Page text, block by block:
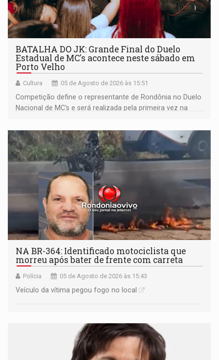
BATALHA DO JK: Grande Final do Duelo
Estadual de MC's acontece neste sábado em
Porto Velho
Cultura 05 de Agosto de 2026 às 15:51
Competição define o representante de Rondônia no Duelo
Nacional de MC's e será realizada pela primeira vez na
NA BR-364: Identificado motociclista que
morreu após bater de frente com carreta
Polícia 05 de Agosto de 2026 às 15:43
Veículo da vítima pegou fogo no local